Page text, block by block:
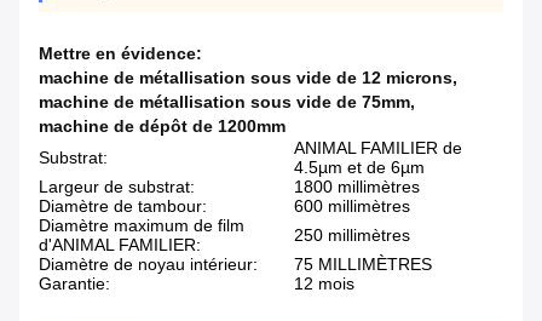
Mettre en évidence:
machine de métallisation sous vide de 12 microns,
machine de métallisation sous vide de 75mm,
machine de dépôt de 1200mm
Substrat:
ANIMAL FAMILIER de
4.5µm et de 6µm
Largeur de substrat:
1800 millimètres
Diamètre de tambour:
600 millimètres
Diamètre maximum de film
d'ANIMAL FAMILIER:
250 millimètres
Diamètre de noyau intérieur:
75 MILLIMÈTRES
Garantie:
12 mois